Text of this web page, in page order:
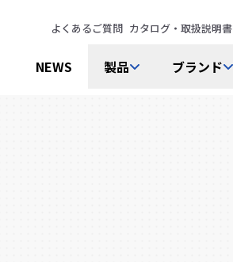
よくあるご質問 カタログ・取扱説明書
NEWS 製品 ブランド